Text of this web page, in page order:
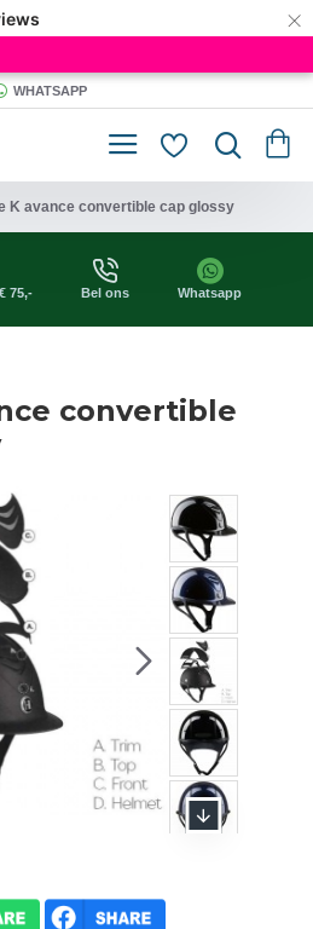
×
WHATSAPP
K avance convertible cap glossy
75,- Bel ons Whatsapp
convertible